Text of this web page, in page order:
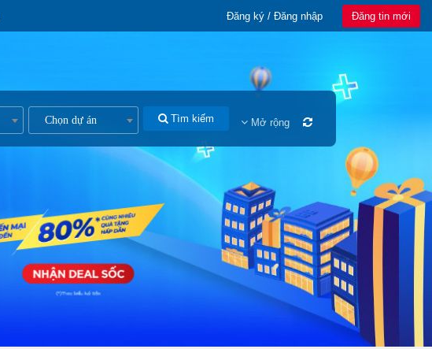
Đăng ký / Đăng nhập Đăng tin mới
Chọn dự án Tìm kiếm Mở rộng